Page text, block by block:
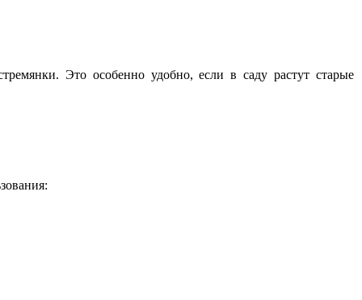
Это особенно удобно, если в саду растут старые